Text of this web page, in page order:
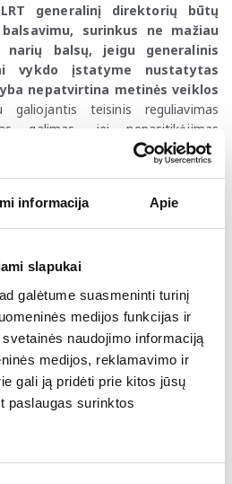
informacija Apie
slapukai
galėtume suasmeninti turinį
medijos funkcijas ir
naudojimo informaciją
medijos, reklamavimo ir
gali ją pridėti prie kitos jūsų
paslaugas surinktos
LRT generalinį direktorių būtų
surinkus ne mažiau
balsų, jeigu generalinis
vykdo įstatyme nustatytas
nepatvirtina metinės veiklos
teisinis reguliavimas
galimas, jei nepasitikėjimas
ir už atleidimą atviru balsavimu
iš 12 tarybos narių. Toliau įstatymo
numatyti gruodžio 16-18 d. Seimo
XX-osios Vyriausybės
planas. Nuostatų
prioritetai ir darbai, kuriuos
m. pabaigos.
d. paskelbė valstybės lygio
dėl iš Baltarusijos teritorijos
balionų